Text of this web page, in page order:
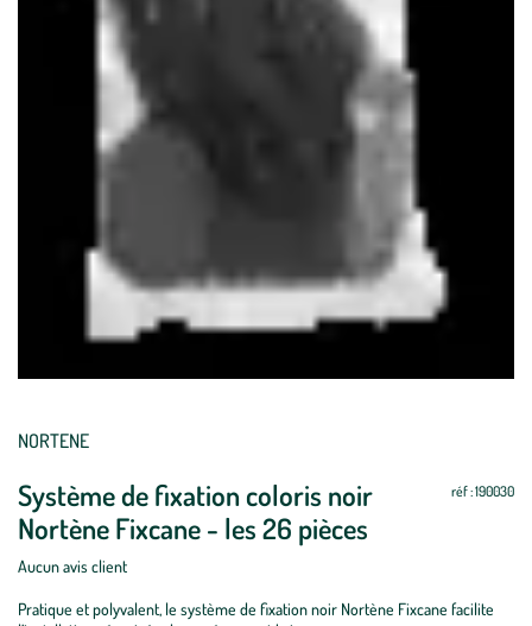
NORTENE
Système de fixation coloris noir
Nortène Fixcane - les 26 pièces
réf : 190030
Aucun avis client
Pratique et polyvalent, le système de fixation noir Nortène Fixcane facilite
Mettre
jour
Mettre
jour